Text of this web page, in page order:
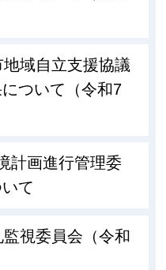
域自立支援協議
ついて（令和7
計画進行管理委
て
視委員会（令和